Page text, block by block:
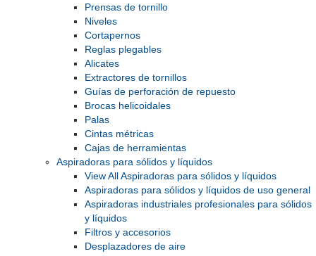
Prensas de tornillo
Niveles
Cortapernos
Reglas plegables
Alicates
Extractores de tornillos
Guías de perforación de repuesto
Brocas helicoidales
Palas
Cintas métricas
Cajas de herramientas
Aspiradoras para sólidos y líquidos
View All Aspiradoras para sólidos y líquidos
Aspiradoras para sólidos y líquidos de uso general
Aspiradoras industriales profesionales para sólidos
y líquidos
Filtros y accesorios
Desplazadores de aire